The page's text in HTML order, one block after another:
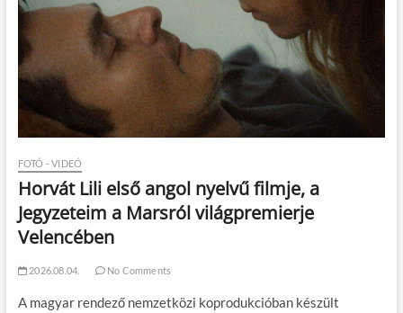
FOTÓ - VIDEÓ
Horvát Lili első angol nyelvű filmje, a
Jegyzeteim a Marsról világpremierje
Velencében
2026.08.04. No Comments
A magyar rendező nemzetközi koprodukcióban készült